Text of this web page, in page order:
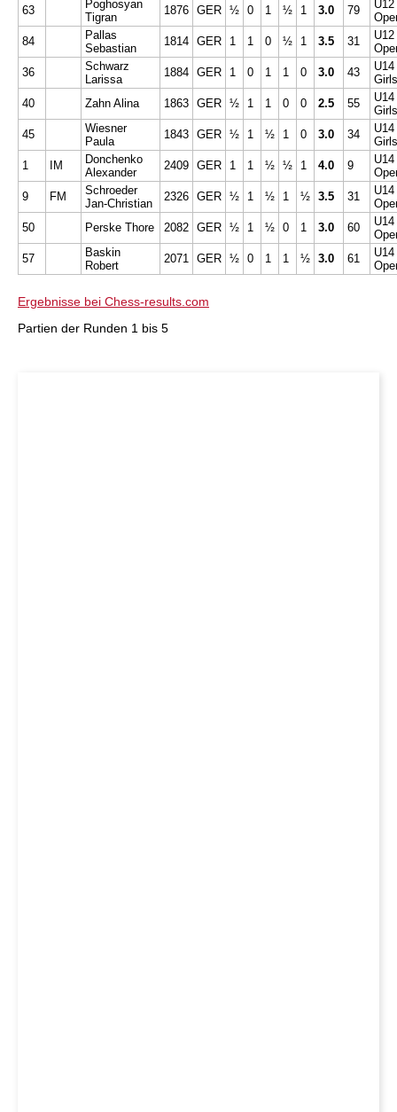
63
Poghosyan
Tigran
1876 GER ½ 0 1 ½ 1 3.0 79
U12
84
Pallas
Sebastian
1814 GER 1 1 0 ½ 1 3.5 31
U12
36
Schwarz
Larissa
1884 GER 1 0 1 1 0 3.0 43
U14
Girls
40
Zahn Alina 1863 GER ½ 1 1 0 0 2.5 55
U14
Girls
45
Wiesner
Paula
1843 GER ½ 1 ½ 1 0 3.0 34
U14
Girls
1
IM
Donchenko
Alexander
2409 GER 1 1 ½ ½ 1 4.0 9
U14
9
FM
Schroeder
Jan-Christian
2326 GER ½ 1 ½ 1 ½ 3.5 31
U14
50
Perske Thore 2082 GER ½ 1 ½ 0 1 3.0 60
U14
57
Baskin
Robert
2071 GER ½ 0 1 1 ½ 3.0 61
U14
Ergebnisse bei Chess-results.com
Partien der Runden 1 bis 5